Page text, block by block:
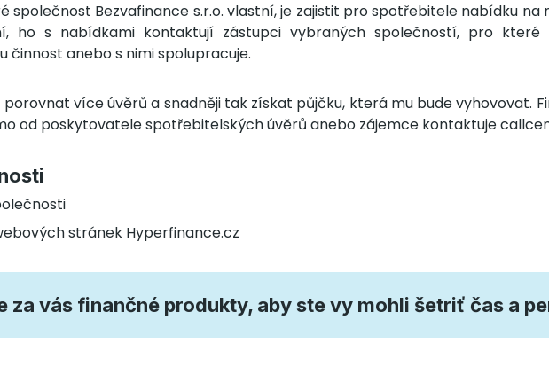
společnost Bezvafinance s.r.o. vlastní, je zajistit pro spotřebitele nabídku na
ho s nabídkami kontaktují zástupci vybraných společností, pro které
činnost anebo s nimi spolupracuje.
porovnat více úvěrů a snadněji tak získat půjčku, která mu bude vyhovovat.
od poskytovatele spotřebitelských úvěrů anebo zájemce kontaktuje
stránek Hyperfinance.cz
za vás finančné produkty, aby ste vy mohli šetriť čas a